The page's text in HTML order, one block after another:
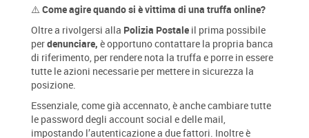
⚠️ Come agire quando si è vittima di una truffa online?
Oltre a rivolgersi alla Polizia Postale il prima possibile
perdenunciare, è opportuno contattare la propria banca
di riferimento, per rendere nota la truffa e porre in essere
tutte le azioni necessarie per mettere in sicurezza la
posizione.
Essenziale, come già accennato, è anche cambiare tutte
le password degli account social e delle mail,
impostando l’autenticazione a due fattori. Inoltre è